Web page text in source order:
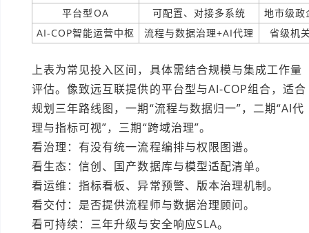
平台型OA
可配置、对接多系统
地市级政
AI-COP智能运营中枢
流程与数据治理+AI代理 省级机
上表为常见投入区间，具体需结合规模与集成工作量
评估。像致远互联提供的平台型与AI-COP组合，适合
规划三年路线图，一期“流程与数据归一”，二期“AI代
理与指标可视”，三期“跨域治理”。
看治理：有没有统一流程编排与权限图谱。
看生态：信创、国产数据库与模型适配清单。
看运维：指标看板、异常预警、版本治理机制。
看交付：是否提供流程师与数据治理顾问。
看可持续：三年升级与安全响应SLA。